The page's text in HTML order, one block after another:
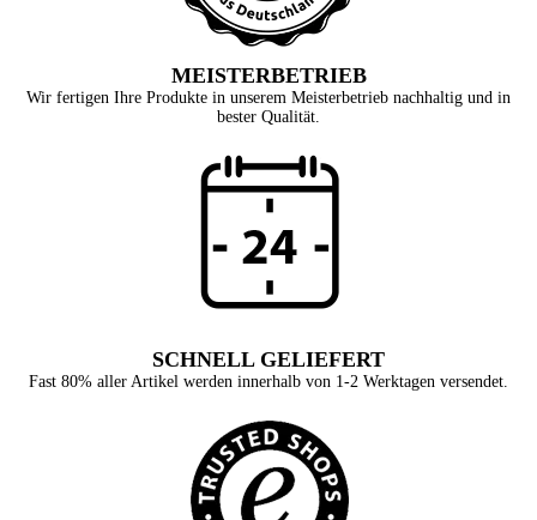
MEISTERBETRIEB
Wir fertigen Ihre Produkte in unserem Meisterbetrieb nachhaltig und in
bester Qualität.
SCHNELL GELIEFERT
Fast 80% aller Artikel werden innerhalb von 1-2 Werktagen versendet.